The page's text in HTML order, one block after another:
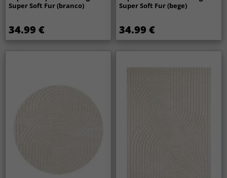
Super Soft Fur (branco)
34.99 €
Super Soft Fur (bege)
34.99 €